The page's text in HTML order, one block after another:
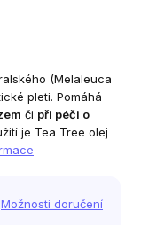
(Melaleuca
pleti. Pomáhá
či při péči o
je Tea Tree olej
Možnosti doručení